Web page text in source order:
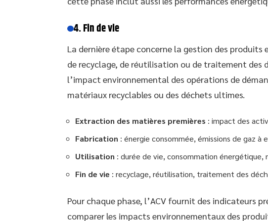
4. Fin de vie
La dernière étape concerne la gestion des produits
de recyclage, de réutilisation ou de traitement des
l’impact environnemental des opérations de
matériaux recyclables ou des déchets ultimes.
Extraction des matières premières : impact des
Fabrication : énergie consommée, émissions de gaz
Utilisation : durée de vie, consommation énergétique,
Fin de vie : recyclage, réutilisation, traitement des
Pour chaque phase, l’ACV fournit des indicateurs
comparer les impacts environnementaux des